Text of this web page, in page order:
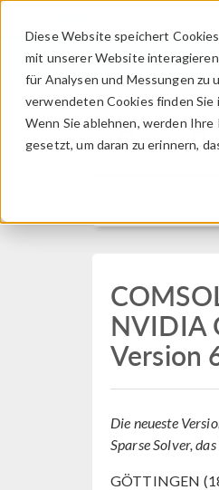
Diese Website speichert
mit unserer Website
für Analysen und Messungen zu
verwendeten Cookies finden
Wenn Sie ablehnen, werden
gesetzt, um daran zu erinnern,
Press
NVIDIA
Version
Die neueste
Sparse Solver,
GÖTTINGEN